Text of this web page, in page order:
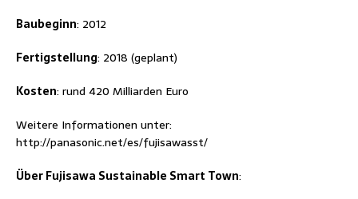
Baubeginn: 2012
Fertigstellung: 2018 (geplant)
Kosten: rund 420 Milliarden Euro
Weitere Informationen unter:
http://panasonic.net/es/fujisawasst/
Über Fujisawa Sustainable Smart Town: